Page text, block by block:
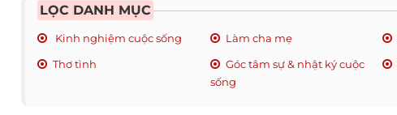
LỌC DANH MỤC
Kinh nghiệm cuộc sống Làm cha mẹ
Thơ tình
Góc tâm sự & nhật ký cuộc
sống